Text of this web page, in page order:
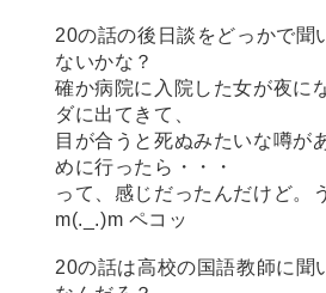
20の話の後日談をどっかで聞
ないかな？
確か病院に入院した女が夜に
ダに出てきて、
目が合うと死ぬみたいな噂が
めに行ったら・・・
って、感じだったんだけど。
m(._.)m ペコッ
20の話は高校の国語教師に聞